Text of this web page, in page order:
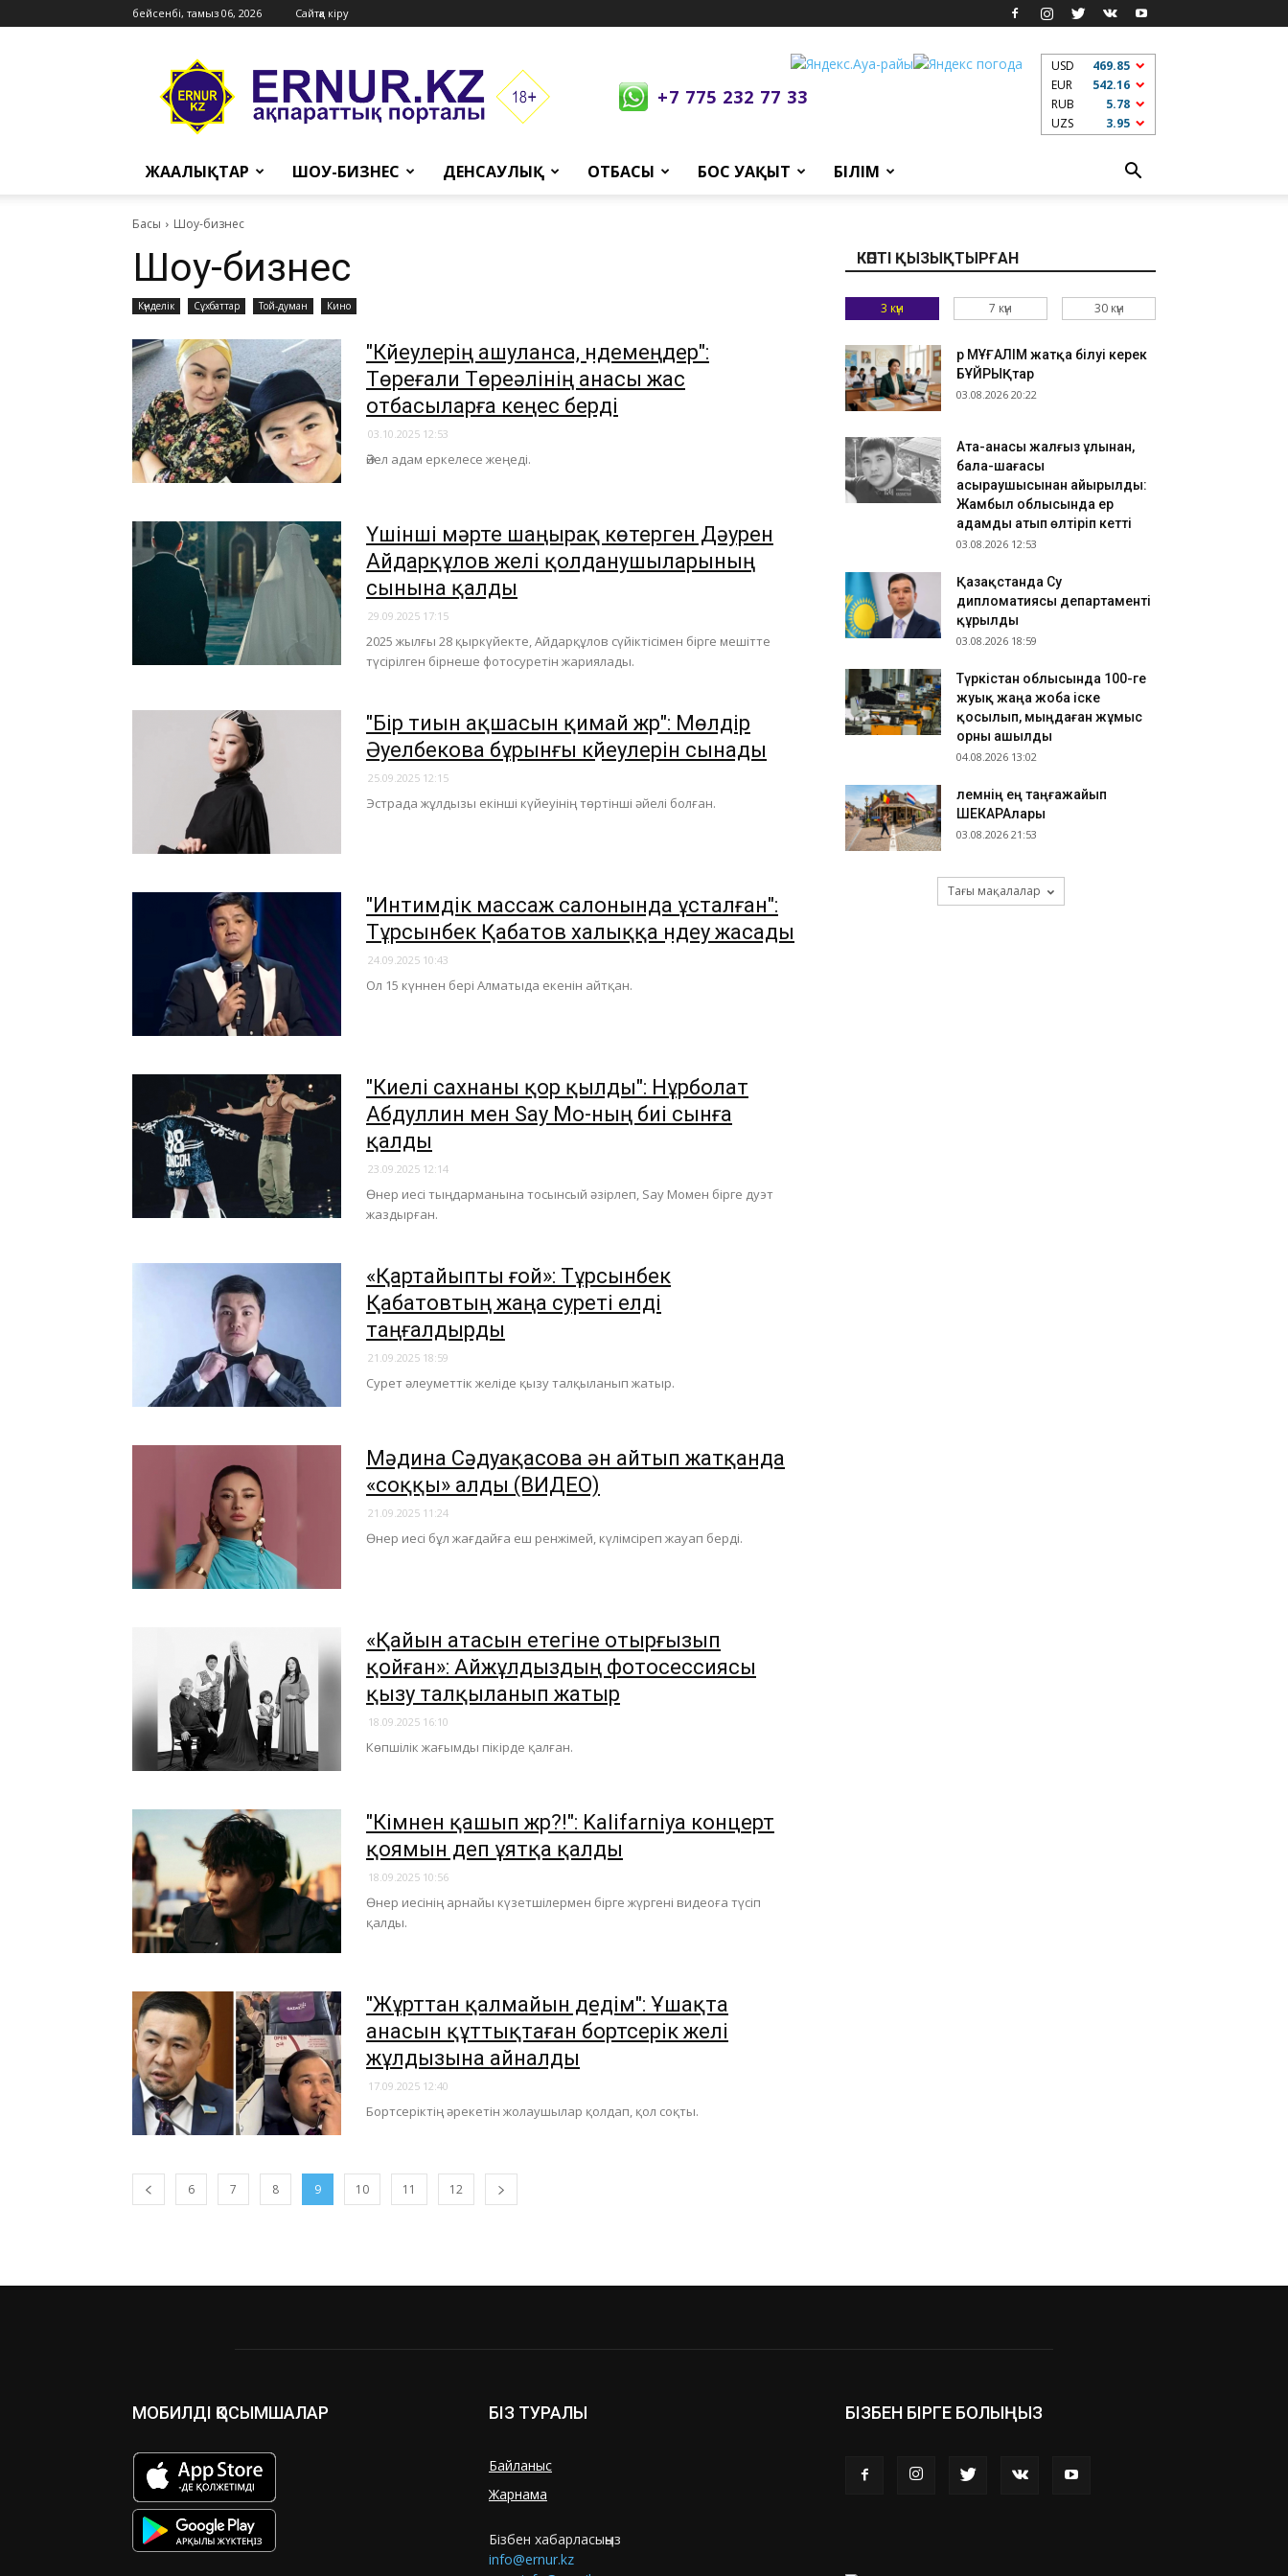
бейсенбі, тамыз 06, 2026 Сайтқа кіру
Ernur
Press
+7 775 232 77 33
USD
469.85
EUR
542.16
RUB
5.78
UZS
3.95
ЖАҢАЛЫҚТАР ШОУ-БИЗНЕС ДЕНСАУЛЫҚ ОТБАСЫ БОС УАҚЫТ БІЛІМ
Басы Шоу-бизнес
Шоу-бизнес
Күнделік Сұхбаттар Той-думан Кино
"Күйеулерің ашуланса, үндемеңдер":
Төреғали Төреәлінің анасы жас
отбасыларға кеңес берді
03.10.2025 12:53
Әйел адам еркелесе жеңеді.
Үшінші мәрте шаңырақ көтерген Дәурен
Айдарқұлов желі қолданушыларының
сынына қалды
29.09.2025 17:15
2025 жылғы 28 қыркүйекте, Айдарқұлов сүйіктісімен бірге мешітте
түсірілген бірнеше фотосуретін жариялады.
"Бір тиын ақшасын қимай жүр": Мөлдір
Әуелбекова бұрынғы күйеулерін сынады
25.09.2025 12:15
Эстрада жұлдызы екінші күйеуінің төртінші әйелі болған.
"Интимдік массаж салонында ұсталған":
Тұрсынбек Қабатов халыққа үндеу жасады
24.09.2025 10:43
Ол 15 күннен бері Алматыда екенін айтқан.
"Киелі сахнаны қор қылды": Нұрболат
Абдуллин мен Say Mo-ның биі сынға
қалды
23.09.2025 12:14
Өнер иесі тыңдарманына тосынсый әзірлеп, Say Moмен бірге дуэт
жаздырған.
«Қартайыпты ғой»: Тұрсынбек
Қабатовтың жаңа суреті елді
таңғалдырды
21.09.2025 18:59
​Сурет әлеуметтік желіде қызу талқыланып жатыр.
Мәдина Сәдуақасова ән айтып жатқанда
«соққы» алды (ВИДЕО)
21.09.2025 11:24
​Өнер иесі бұл жағдайға еш ренжімей, күлімсіреп жауап берді.
«Қайын атасын етегіне отырғызып
қойған»: Айжұлдыздың фотосессиясы
қызу талқыланып жатыр
18.09.2025 16:10
​Көпшілік жағымды пікірде қалған.
"Кімнен қашып жүр?!": Kalifarniya концерт
қоямын деп ұятқа қалды
18.09.2025 10:56
Өнер иесінің арнайы күзетшілермен бірге жүргені видеоға түсіп
қалды.
"Жұрттан қалмайын дедім": Ұшақта
анасын құттықтаған бортсерік желі
жұлдызына айналды
17.09.2025 12:40
Бортсеріктің әрекетін жолаушылар қолдап, қол соқты.
6 7 8 9 10 11 12
КӨПТІ ҚЫЗЫҚТЫРҒАН
3 күн 7 күн 30 күн
Әр МҰҒАЛІМ жатқа білуі керек
БҰЙРЫҚтар
03.08.2026 20:22
Ата-анасы жалғыз ұлынан,
бала-шағасы
асыраушысынан айырылды:
Жамбыл облысында ер
адамды атып өлтіріп кетті
03.08.2026 12:53
Қазақстанда Су
дипломатиясы департаменті
құрылды
03.08.2026 18:59
Түркістан облысында 100-ге
жуық жаңа жоба іске
қосылып, мыңдаған жұмыс
орны ашылды
04.08.2026 13:02
​Әлемнің ең таңғажайып
ШЕКАРАлары
03.08.2026 21:53
Тағы мақалалар
МОБИЛДІ ҚОСЫМШАЛАР БІЗ ТУРАЛЫ
Байланыс
Жарнама
Бізбен хабарласыңыз
info@ernur.kz
БІЗБЕН БІРГЕ БОЛЫҢЫЗ